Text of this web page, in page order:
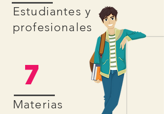
Estudiantes y
profesionales
7
Materias